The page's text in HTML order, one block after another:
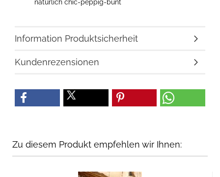
natürlich chic-peppig-bunt
Information Produktsicherheit
Kundenrezensionen
Zu diesem Produkt empfehlen wir Ihnen: